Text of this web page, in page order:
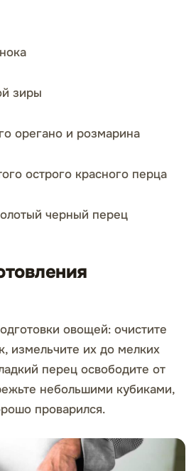
зиры
орегано и розмарина
острого красного перца
черный перец
овощей: очистите
измельчите их до мелких
перец освободите от
небольшими кубиками,
проварился.